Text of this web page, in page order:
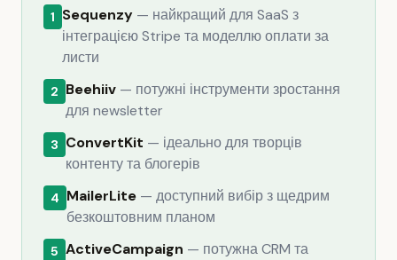
1 Sequenzy — найкращий для SaaS з
інтеграцією Stripe та моделлю оплати за
листи
2 Beehiiv — потужні інструменти зростання
для newsletter
3 ConvertKit — ідеально для творців
контенту та блогерів
4 MailerLite — доступний вибір з щедрим
безкоштовним планом
5 ActiveCampaign — потужна CRM та